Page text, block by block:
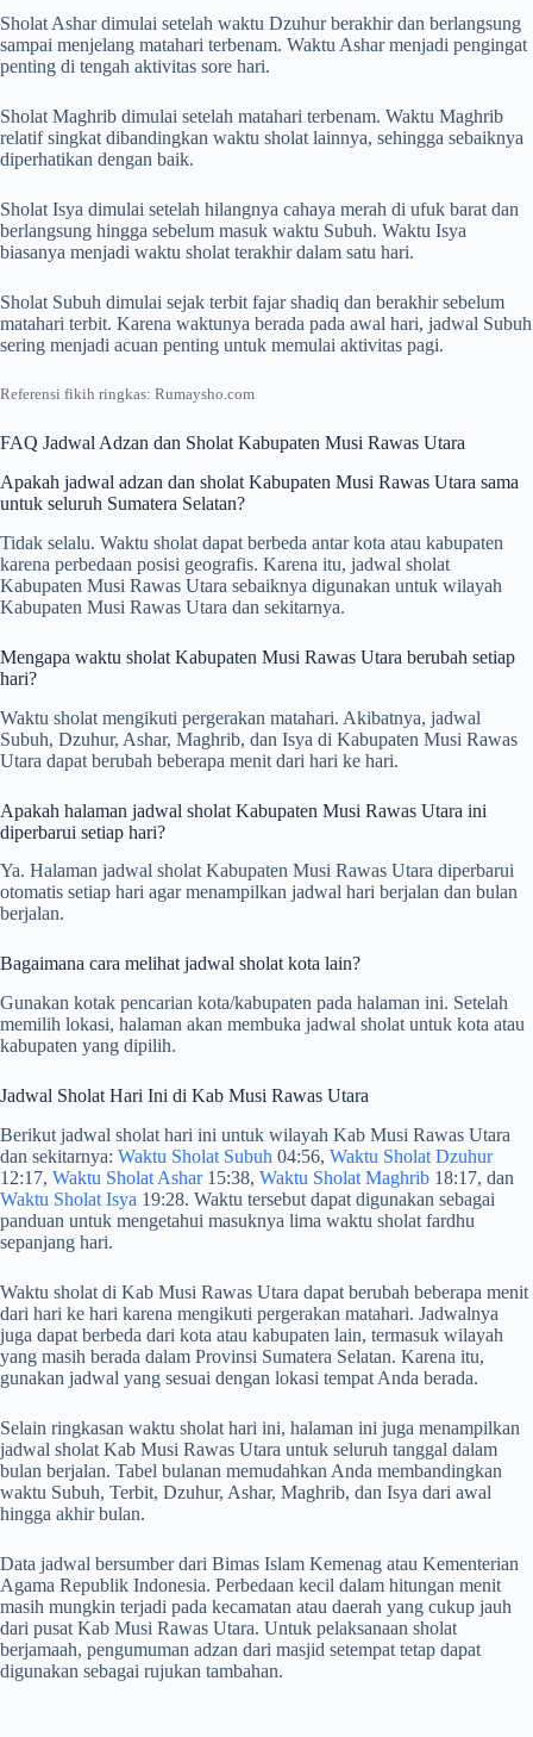
Sholat Ashar dimulai setelah waktu Dzuhur berakhir dan berlangsung
sampai menjelang matahari terbenam. Waktu Ashar menjadi pengingat
penting di tengah aktivitas sore hari.
Sholat Maghrib dimulai setelah matahari terbenam. Waktu Maghrib
relatif singkat dibandingkan waktu sholat lainnya, sehingga sebaiknya
diperhatikan dengan baik.
Sholat Isya dimulai setelah hilangnya cahaya merah di ufuk barat dan
berlangsung hingga sebelum masuk waktu Subuh. Waktu Isya
biasanya menjadi waktu sholat terakhir dalam satu hari.
Sholat Subuh dimulai sejak terbit fajar shadiq dan berakhir sebelum
matahari terbit. Karena waktunya berada pada awal hari, jadwal Subuh
sering menjadi acuan penting untuk memulai aktivitas pagi.
Referensi fikih ringkas: Rumaysho.com
FAQ Jadwal Adzan dan Sholat Kabupaten Musi Rawas Utara
Apakah jadwal adzan dan sholat Kabupaten Musi Rawas Utara sama
untuk seluruh Sumatera Selatan?
Tidak selalu. Waktu sholat dapat berbeda antar kota atau kabupaten
karena perbedaan posisi geografis. Karena itu, jadwal sholat
Kabupaten Musi Rawas Utara sebaiknya digunakan untuk wilayah
Kabupaten Musi Rawas Utara dan sekitarnya.
Mengapa waktu sholat Kabupaten Musi Rawas Utara berubah setiap
hari?
Waktu sholat mengikuti pergerakan matahari. Akibatnya, jadwal
Subuh, Dzuhur, Ashar, Maghrib, dan Isya di Kabupaten Musi Rawas
Utara dapat berubah beberapa menit dari hari ke hari.
Apakah halaman jadwal sholat Kabupaten Musi Rawas Utara ini
diperbarui setiap hari?
Ya. Halaman jadwal sholat Kabupaten Musi Rawas Utara diperbarui
otomatis setiap hari agar menampilkan jadwal hari berjalan dan bulan
berjalan.
Bagaimana cara melihat jadwal sholat kota lain?
Gunakan kotak pencarian kota/kabupaten pada halaman ini. Setelah
memilih lokasi, halaman akan membuka jadwal sholat untuk kota atau
kabupaten yang dipilih.
Jadwal Sholat Hari Ini di Kab Musi Rawas Utara
Berikut jadwal sholat hari ini untuk wilayah Kab Musi Rawas Utara
dan sekitarnya: Waktu Sholat Subuh 04:56, Waktu Sholat Dzuhur
12:17, Waktu Sholat Ashar15:38, Waktu Sholat Maghrib 18:17, dan
Waktu Sholat Isya 19:28. Waktu tersebut dapat digunakan sebagai
panduan untuk mengetahui masuknya lima waktu sholat fardhu
sepanjang hari.
Waktu sholat di Kab Musi Rawas Utara dapat berubah beberapa menit
dari hari ke hari karena mengikuti pergerakan matahari. Jadwalnya
juga dapat berbeda dari kota atau kabupaten lain, termasuk wilayah
yang masih berada dalam Provinsi Sumatera Selatan. Karena itu,
gunakan jadwal yang sesuai dengan lokasi tempat Anda berada.
Selain ringkasan waktu sholat hari ini, halaman ini juga menampilkan
jadwal sholat Kab Musi Rawas Utara untuk seluruh tanggal dalam
bulan berjalan. Tabel bulanan memudahkan Anda membandingkan
waktu Subuh, Terbit, Dzuhur, Ashar, Maghrib, dan Isya dari awal
hingga akhir bulan.
Data jadwal bersumber dari Bimas Islam Kemenag atau Kementerian
Agama Republik Indonesia. Perbedaan kecil dalam hitungan menit
masih mungkin terjadi pada kecamatan atau daerah yang cukup jauh
dari pusat Kab Musi Rawas Utara. Untuk pelaksanaan sholat
berjamaah, pengumuman adzan dari masjid setempat tetap dapat
digunakan sebagai rujukan tambahan.